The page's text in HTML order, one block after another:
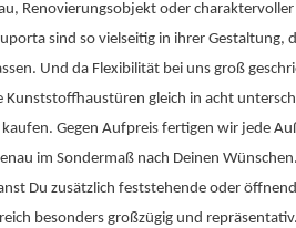
Renovierungsobjekt oder
sind so vielseitig in ihrer Gestaltung,
Und da Flexibilität bei uns groß
Kunststoffhaustüren gleich in acht
Gegen Aufpreis fertigen wir jede
im Sondermaß nach Deinen
Du zusätzlich feststehende oder
besonders großzügig und